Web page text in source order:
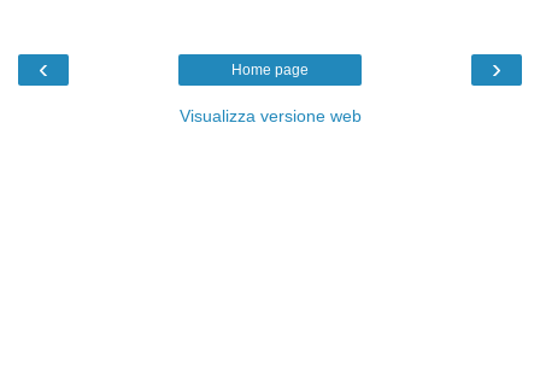
‹ ›
Home page
Visualizza versione web